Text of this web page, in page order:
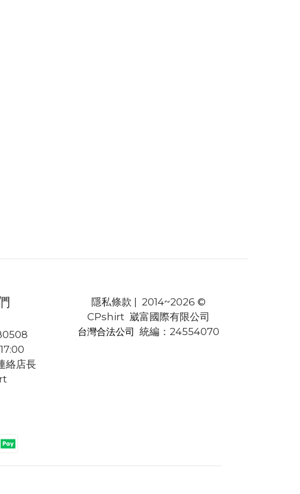
絡店長
隱私條款 | 2014~2026 ©
CPshirt 崴富國際有限公司
台灣合法公司 統編：24554070